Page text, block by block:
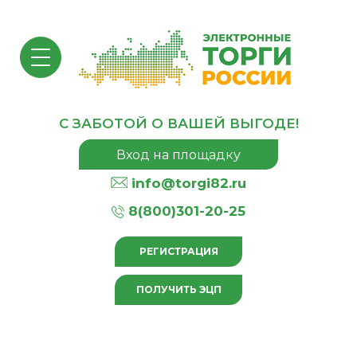
С ЗАБОТОЙ О ВАШЕЙ ВЫГОДЕ!
Вход на площадку
info@torgi82.ru
8(800)301-20-25
РЕГИСТРАЦИЯ
ПОЛУЧИТЬ ЭЦП